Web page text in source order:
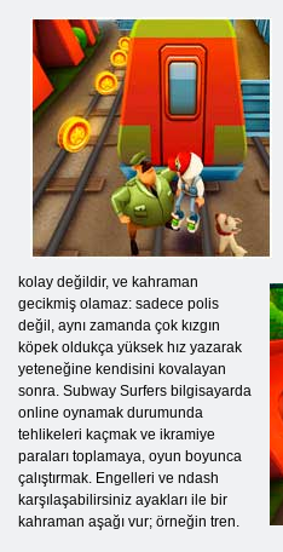
kolay değildir, ve kahraman
gecikmiş olamaz: sadece polis
değil, aynı zamanda çok kızgın
köpek oldukça yüksek hız yazarak
yeteneğine kendisini kovalayan
sonra. Subway Surfers bilgisayarda
online oynamak durumunda
tehlikeleri kaçmak ve ikramiye
paraları toplamaya, oyun boyunca
çalıştırmak. Engelleri ve ndash
karşılaşabilirsiniz ayakları ile bir
kahraman aşağı vur; örneğin tren.